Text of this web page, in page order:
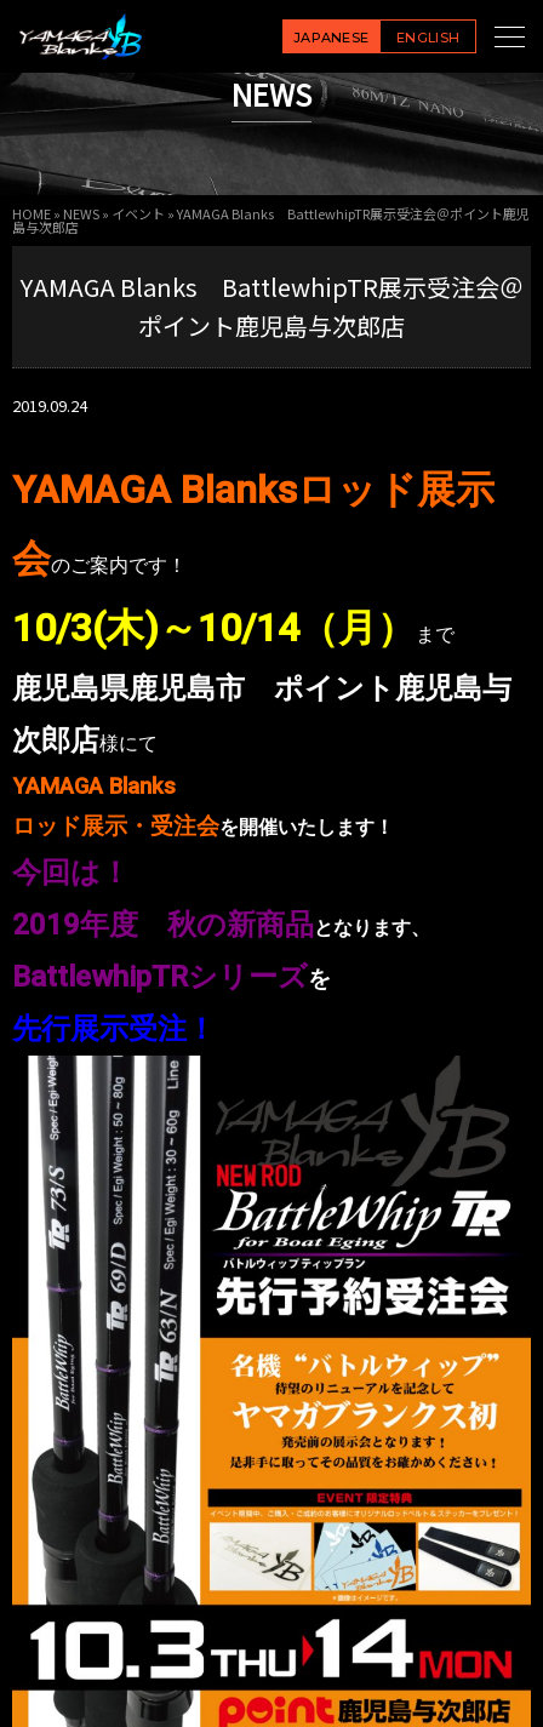
JAPANESE ENGLISH
NEWS
HOME» NEWS» イベント »YAMAGA Blanks BattlewhipTR展示受注会＠ポイント鹿児
島与次郎店
YAMAGA Blanks BattlewhipTR展示受注会＠
ポイント鹿児島与次郎店
2019.09.24
YAMAGA Blanksロッド展示
会のご案内です！
10/3(木)～10/14（月） まで
鹿児島県鹿児島市 ポイント鹿児島与
次郎店様にて
YAMAGA Blanks
ロッド展示・受注会を開催いたします！
今回は！
2019年度 秋の新商品となります、
BattlewhipTRシリーズを
先行展示受注！